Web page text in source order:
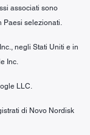
associati sono
Paesi selezionati.
negli Stati Uniti e in
Inc.
LLC.
di Novo Nordisk